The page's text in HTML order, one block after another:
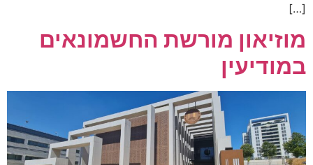
[…]
מוזיאון מורשת החשמונאים
במודיעין